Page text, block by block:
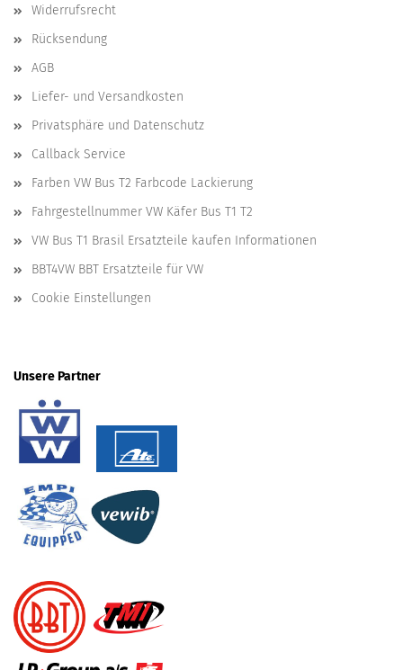
Widerrufsrecht
Rücksendung
AGB
Liefer- und Versandkosten
Privatsphäre und Datenschutz
Callback Service
Farben VW Bus T2 Farbcode Lackierung
Fahrgestellnummer VW Käfer Bus T1 T2
VW Bus T1 Brasil Ersatzteile kaufen Informationen
BBT4VW BBT Ersatzteile für VW
Cookie Einstellungen
Unsere Partner